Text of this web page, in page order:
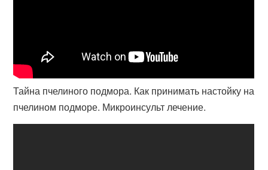
Тайна пчелиного подмора. Как принимать настойку на
пчелином подморе. Микроинсульт лечение.